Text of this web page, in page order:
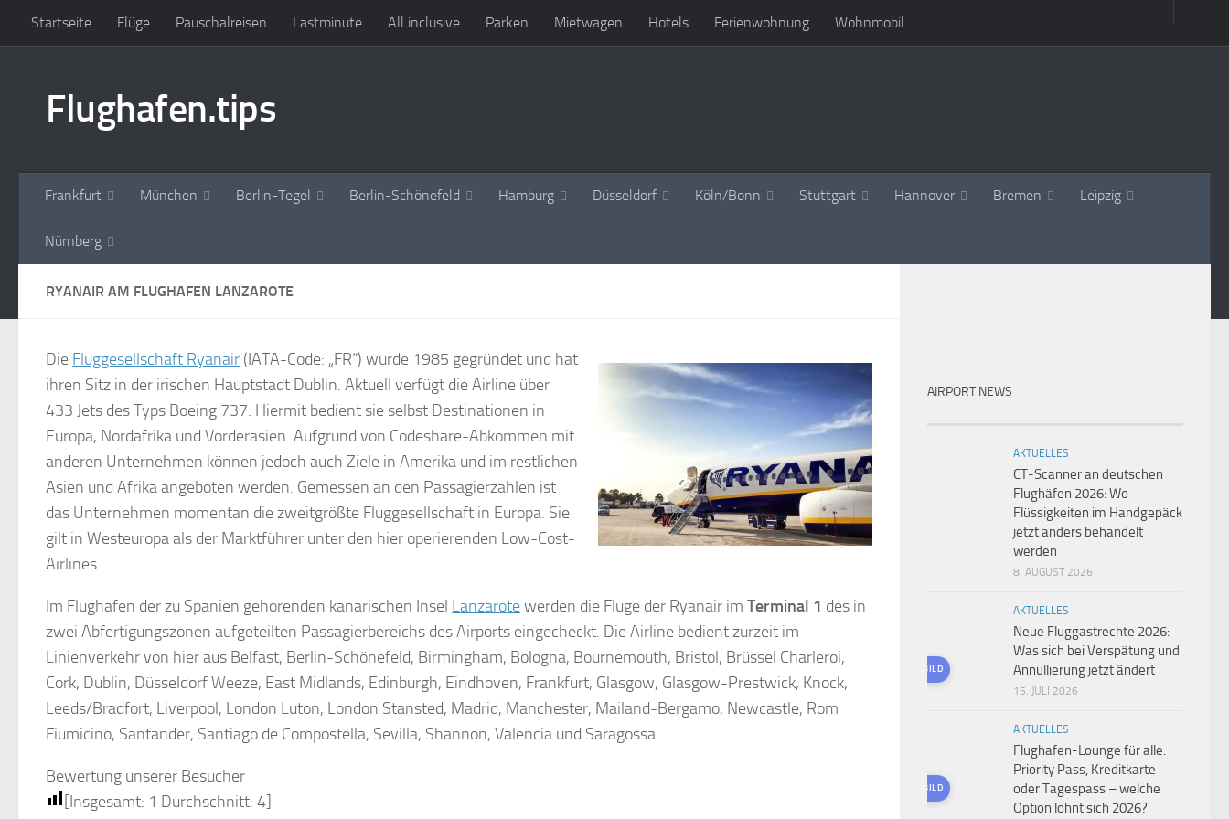
Zum Inhalt springen
Startseite Flüge Pauschalreisen Lastminute All inclusive Parken Mietwagen Hotels Ferienwohnung Wohnmobil
Flughafen.tips
Frankfurt München Berlin-Tegel Berlin-Schönefeld Hamburg Düsseldorf Köln/Bonn Stuttgart Hannover Bremen Leipzig
Nürnberg
RYANAIR AM FLUGHAFEN LANZAROTE
Die Fluggesellschaft Ryanair (IATA-Code: „FR“) wurde 1985 gegründet und hat
ihren Sitz in der irischen Hauptstadt Dublin. Aktuell verfügt die Airline über
433 Jets des Typs Boeing 737. Hiermit bedient sie selbst Destinationen in
Europa, Nordafrika und Vorderasien. Aufgrund von Codeshare-Abkommen mit
anderen Unternehmen können jedoch auch Ziele in Amerika und im restlichen
Asien und Afrika angeboten werden. Gemessen an den Passagierzahlen ist
das Unternehmen momentan die zweitgrößte Fluggesellschaft in Europa. Sie
gilt in Westeuropa als der Marktführer unter den hier operierenden Low-Cost-
Airlines.
Im Flughafen der zu Spanien gehörenden kanarischen Insel Lanzarotewerden die Flüge der Ryanair im Terminal 1 des in
zwei Abfertigungszonen aufgeteilten Passagierbereichs des Airports eingecheckt. Die Airline bedient zurzeit im
Linienverkehr von hier aus Belfast, Berlin-Schönefeld, Birmingham, Bologna, Bournemouth, Bristol, Brüssel Charleroi,
Cork, Dublin, Düsseldorf Weeze, East Midlands, Edinburgh, Eindhoven, Frankfurt, Glasgow, Glasgow-Prestwick, Knock,
Leeds/Bradfort, Liverpool, London Luton, London Stansted, Madrid, Manchester, Mailand-Bergamo, Newcastle, Rom
Fiumicino, Santander, Santiago de Compostella, Sevilla, Shannon, Valencia und Saragossa.
Bewertung unserer Besucher
[Insgesamt: 1 Durchschnitt: 4]
AIRPORT NEWS
AKTUELLES
CT-Scanner an deutschen
Flughäfen 2026: Wo
Flüssigkeiten im Handgepäck
jetzt anders behandelt
werden
8. AUGUST 2026
KI-GENERIERTES BILD
AKTUELLES
Neue Fluggastrechte 2026:
Was sich bei Verspätung und
Annullierung jetzt ändert
15. JULI 2026
KI-GENERIERTES BILD
AKTUELLES
Flughafen-Lounge für alle:
Priority Pass, Kreditkarte
oder Tagespass – welche
Option lohnt sich 2026?